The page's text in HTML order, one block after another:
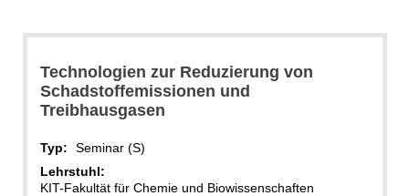
Technologien zur Reduzierung von
Schadstoffemissionen und
Treibhausgasen
Typ:
Seminar (S)
Lehrstuhl:
KIT-Fakultät für Chemie und Biowissenschaften